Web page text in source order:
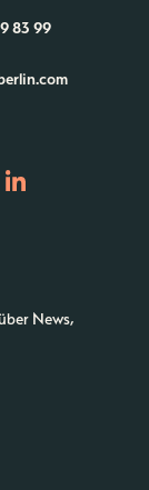
Rooftop &
83 99
News,